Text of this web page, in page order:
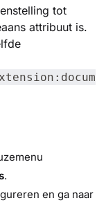
tot
attribuut is.
.
en ga naar